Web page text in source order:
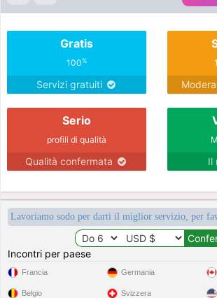
Gratis
100%
Servizi gratuiti
Serio
profili di qualità
Qualità confermata Il
Lavoriamo sodo per darti il miglior servizio, per
Incontri per paese
Francia
Belgio
Germania
Svizzera